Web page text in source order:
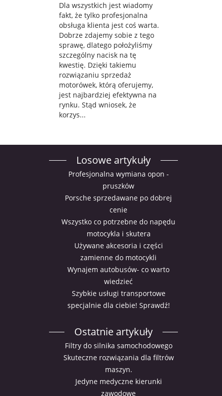
Dla wszystkich jest wiadomy
fakt, że tylko profesjonalna
obsługa klienta jest coś warta.
Dobrze zdajemy sobie z tego
sprawę, dlatego położyliśmy
szczególny nacisk na tę
kwestię. Dzięki takiemu
rozwiązaniu sprzedaż
motorówek, którą oferujemy,
jest najbardziej efektywna na
rynku. Stąd wniosek, że
korzys...
Losowe artykuły
Profesjonalna wymiana opon -
pruszków
Porsche sprzedawane po dobrej
cenie
Wszystko co potrzebne do napędu
motocykla i skutera
Używane akcesoria i części
zamienne do motocykli
Wynajem autobusów- co warto
wiedzieć
Szybkie usługi transportowe
specjalnie dla ciebie! Sprawdź!
Ostatnie artykuły
Filtry do silnika samochodowego
Skuteczne rozwiązania dla filtrów
maszyn.
Jedyne medyczne kierunki
zawodowe